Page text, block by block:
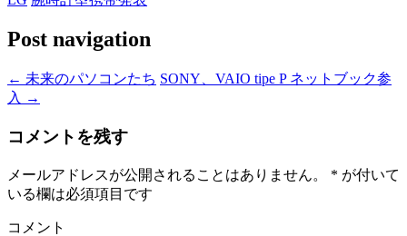
Post navigation
← 未来のパソコンたち SONY、VAIO tipe P ネットブック参
入 →
コメントを残す
メールアドレスが公開されることはありません。 * が付いて
いる欄は必須項目です
コメント